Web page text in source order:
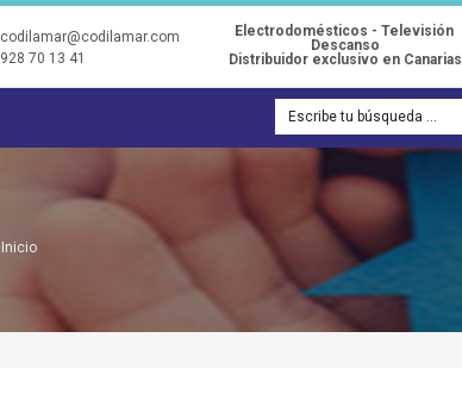
codilamar@codilamar.com
928 70 13 41
Electrodomésticos - Televisión
Descanso
Distribuidor exclusivo en Canarias
Inicio